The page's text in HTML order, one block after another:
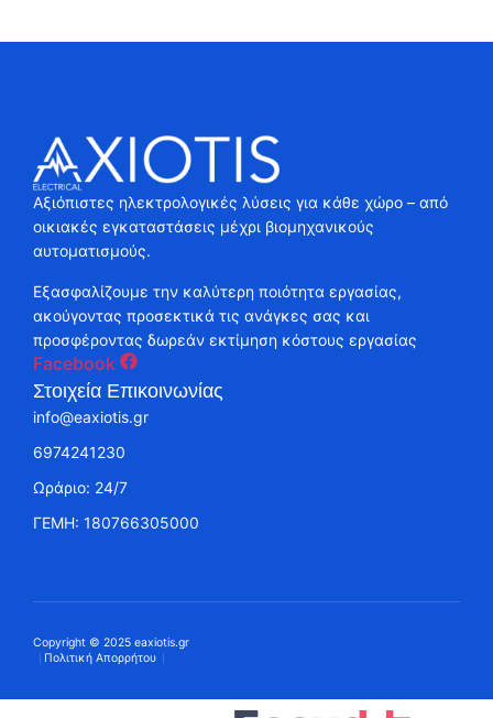
Αξιόπιστες ηλεκτρολογικές λύσεις για κάθε χώρο – από
οικιακές εγκαταστάσεις μέχρι βιομηχανικούς
αυτοματισμούς.
Εξασφαλίζουμε την καλύτερη ποιότητα εργασίας,
ακούγοντας προσεκτικά τις ανάγκες σας και
προσφέροντας δωρεάν εκτίμηση κόστους εργασίας
Facebook
Στοιχεία Επικοινωνίας
info@eaxiotis.gr
6974241230
Ωράριο: 24/7
ΓΕΜΗ: 180766305000
Copyright © 2025 eaxiotis.gr
Πολιτική Απορρήτου